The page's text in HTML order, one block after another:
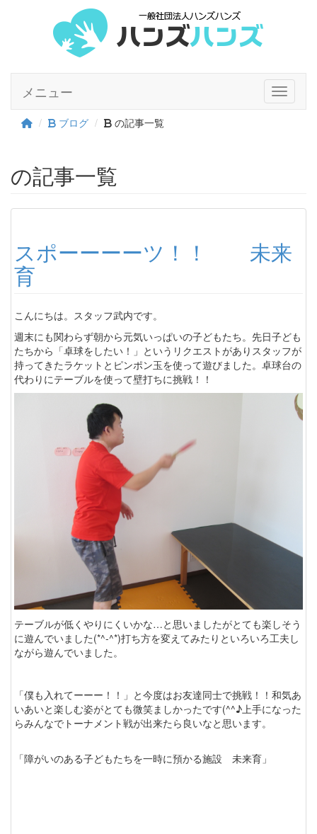
Toggle
メニュー
ブログ の記事一覧
の記事一覧
スポーーーーツ！！ 未来
育
こんにちは。スタッフ武内です。
週末にも関わらず朝から元気いっぱいの子どもたち。先日子ども
たちから「卓球をしたい！」というリクエストがありスタッフが
持ってきたラケットとピンポン玉を使って遊びました。卓球台の
代わりにテーブルを使って壁打ちに挑戦！！
テーブルが低くやりにくいかな…と思いましたがとても楽しそう
に遊んでいました(*^-^*)打ち方を変えてみたりといろいろ工夫し
ながら遊んでいました。
「僕も入れてーーー！！」と今度はお友達同士で挑戦！！和気あ
いあいと楽しむ姿がとても微笑ましかったです(^^♪上手になった
らみんなでトーナメント戦が出来たら良いなと思います。
「障がいのある子どもたちを一時に預かる施設 未来育」